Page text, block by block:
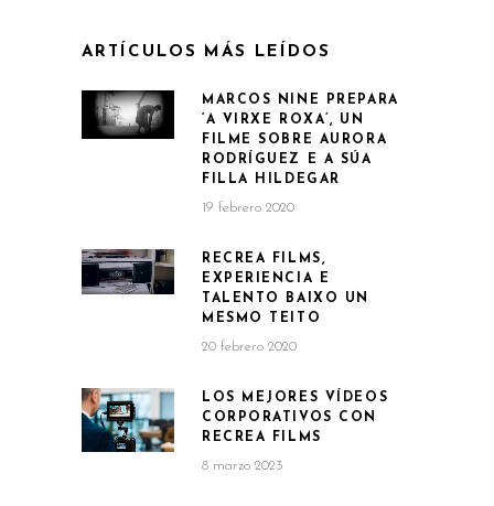
ARTÍCULOS MÁS LEÍDOS
MARCOS NINE PREPARA
‘A VIRXE ROXA’, UN
FILME SOBRE AURORA
RODRÍGUEZ E A SÚA
FILLA HILDEGAR
19 febrero 2020
RECREA FILMS,
EXPERIENCIA E
TALENTO BAIXO UN
MESMO TEITO
20 febrero 2020
LOS MEJORES VÍDEOS
CORPORATIVOS CON
RECREA FILMS
8 marzo 2023